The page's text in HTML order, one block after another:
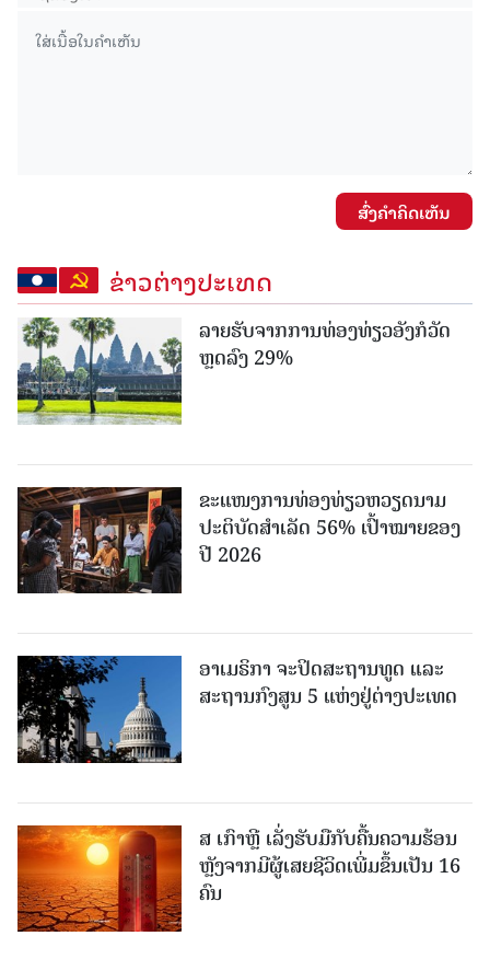
ສົ່ງຄໍາຄິດເຫັນ
ຂ່າວຕ່າງປະເທດ
ລາຍຮັບຈາກການທ່ອງທ່ຽວອັງກໍວັດ
ຫຼດລົງ 29%
ຂະ​ແໜງ​ການ​ທ່ອງ​ທ່ຽວຫວຽດນາມ ​
ປະ​ຕິ​ບັດ​ສຳ​ເລັດ 56% ເປົ້າ​ໝາຍຂອງ
ປີ 2026
ອາເມຣິກາ ຈະປິດສະຖານທູດ ແ​ລະ
ສະຖານກົງສູນ 5 ແຫ່ງ​ຢູ່​ຕ່າງ​ປະ​ເທດ
ສ ເກົາຫຼີ ເລັ່ງຮັບມືກັບຄື້ນຄວາມຮ້ອນ
ຫຼັງຈາກມີຜູ້ເສຍຊີວິດເພີ່ມຂຶ້ນເປັນ 16
ຄົນ